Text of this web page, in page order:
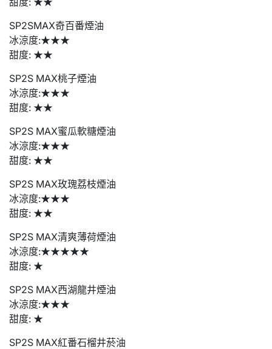
SP2SMAX奇百番煙油
冰涼度:★★★
甜度: ★★
SP2S MAX桃子煙油
冰涼度:★★★
甜度: ★★
SP2S MAX蜜瓜軟糖煙油
冰涼度:★★★
甜度: ★★
SP2S MAX玫瑰荔枝煙油
冰涼度:★★★
甜度: ★★
SP2S MAX清爽薄荷煙油
冰涼度:★★★★★
甜度: ★
SP2S MAX西湖龍井煙油
冰涼度:★★★
甜度: ★
SP2S MAX紅番石榴井菸油